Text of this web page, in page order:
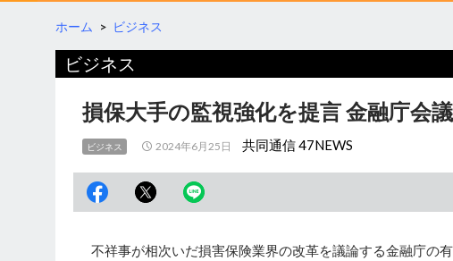
ホーム > ビジネス
ビジネス
損保大手の監視強化を提言 金融庁会
ビジネス 2024年6月25日 共同通信 47NEWS
不祥事が相次いだ損害保険業界の改革を議論する金融庁